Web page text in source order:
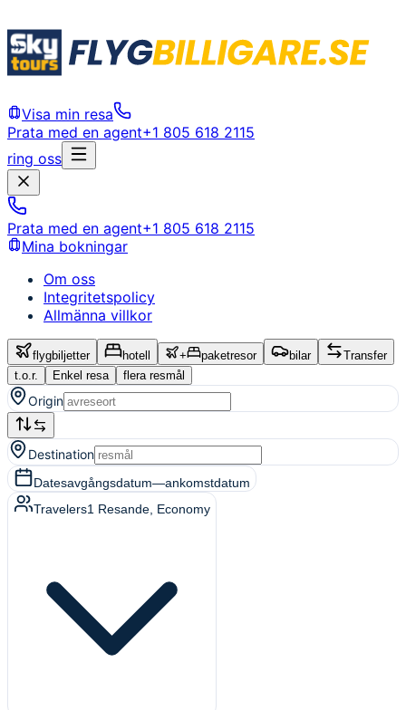
Visa min resa
Prata med en agent+1 805 618 2115
ring oss
Prata med en agent+1 805 618 2115
Mina bokningar
Om oss
Integritetspolicy
Allmänna villkor
flygbiljetter hotell + paketresor bilar
Transfer
t.o.r.
Enkel resa flera resmål
Origin
Destination
Datesavgångsdatum—ankomstdatum
Travelers1 Resande , Economy